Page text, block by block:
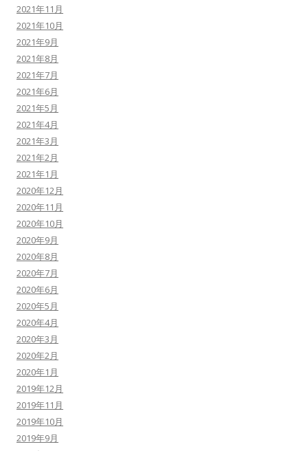
2021年11月
2021年10月
2021年9月
2021年8月
2021年7月
2021年6月
2021年5月
2021年4月
2021年3月
2021年2月
2021年1月
2020年12月
2020年11月
2020年10月
2020年9月
2020年8月
2020年7月
2020年6月
2020年5月
2020年4月
2020年3月
2020年2月
2020年1月
2019年12月
2019年11月
2019年10月
2019年9月